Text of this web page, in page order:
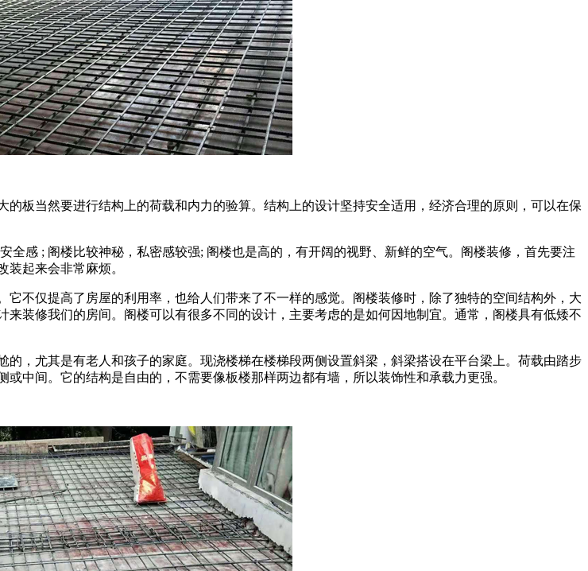
板当然要进行结构上的荷载和内力的验算。结构上的设计坚持安全适用，经济合理的原则，可以在保
感 ; 阁楼比较神秘，私密感较强; 阁楼也是高的，有开阔的视野、新鲜的空气。阁楼装修，首先要注
起来会非常麻烦。
不仅提高了房屋的利用率，也给人们带来了不一样的感觉。阁楼装修时，除了独特的空间结构外，大
装修我们的房间。阁楼可以有很多不同的设计，主要考虑的是如何因地制宜。通常，阁楼具有低矮不
，尤其是有老人和孩子的家庭。现浇楼梯在楼梯段两侧设置斜梁，斜梁搭设在平台梁上。荷载由踏步
中间。它的结构是自由的，不需要像板楼那样两边都有墙，所以装饰性和承载力更强。